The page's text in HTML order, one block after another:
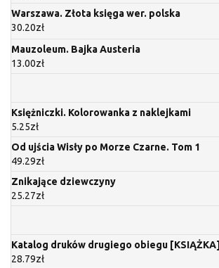
Warszawa. Złota księga wer. polska
30.20zł
Mauzoleum. Bajka Austeria
13.00zł
Księżniczki. Kolorowanka z naklejkami
5.25zł
Od ujścia Wisły po Morze Czarne. Tom 1
49.29zł
Znikające dziewczyny
25.27zł
Katalog druków drugiego obiegu [KSIĄŻKA]
28.79zł